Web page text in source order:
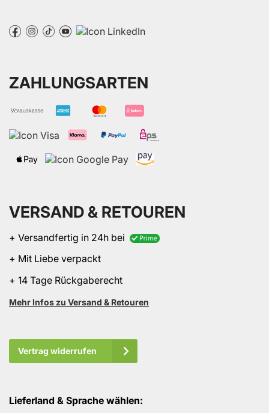
ZAHLUNGSARTEN
VERSAND & RETOUREN
+ Versandfertig in 24h bei
+ Mit Liebe verpackt
+ 14 Tage Rückgaberecht
Mehr Infos zu Versand & Retouren
Vertrag widerrufen
Lieferland & Sprache wählen: